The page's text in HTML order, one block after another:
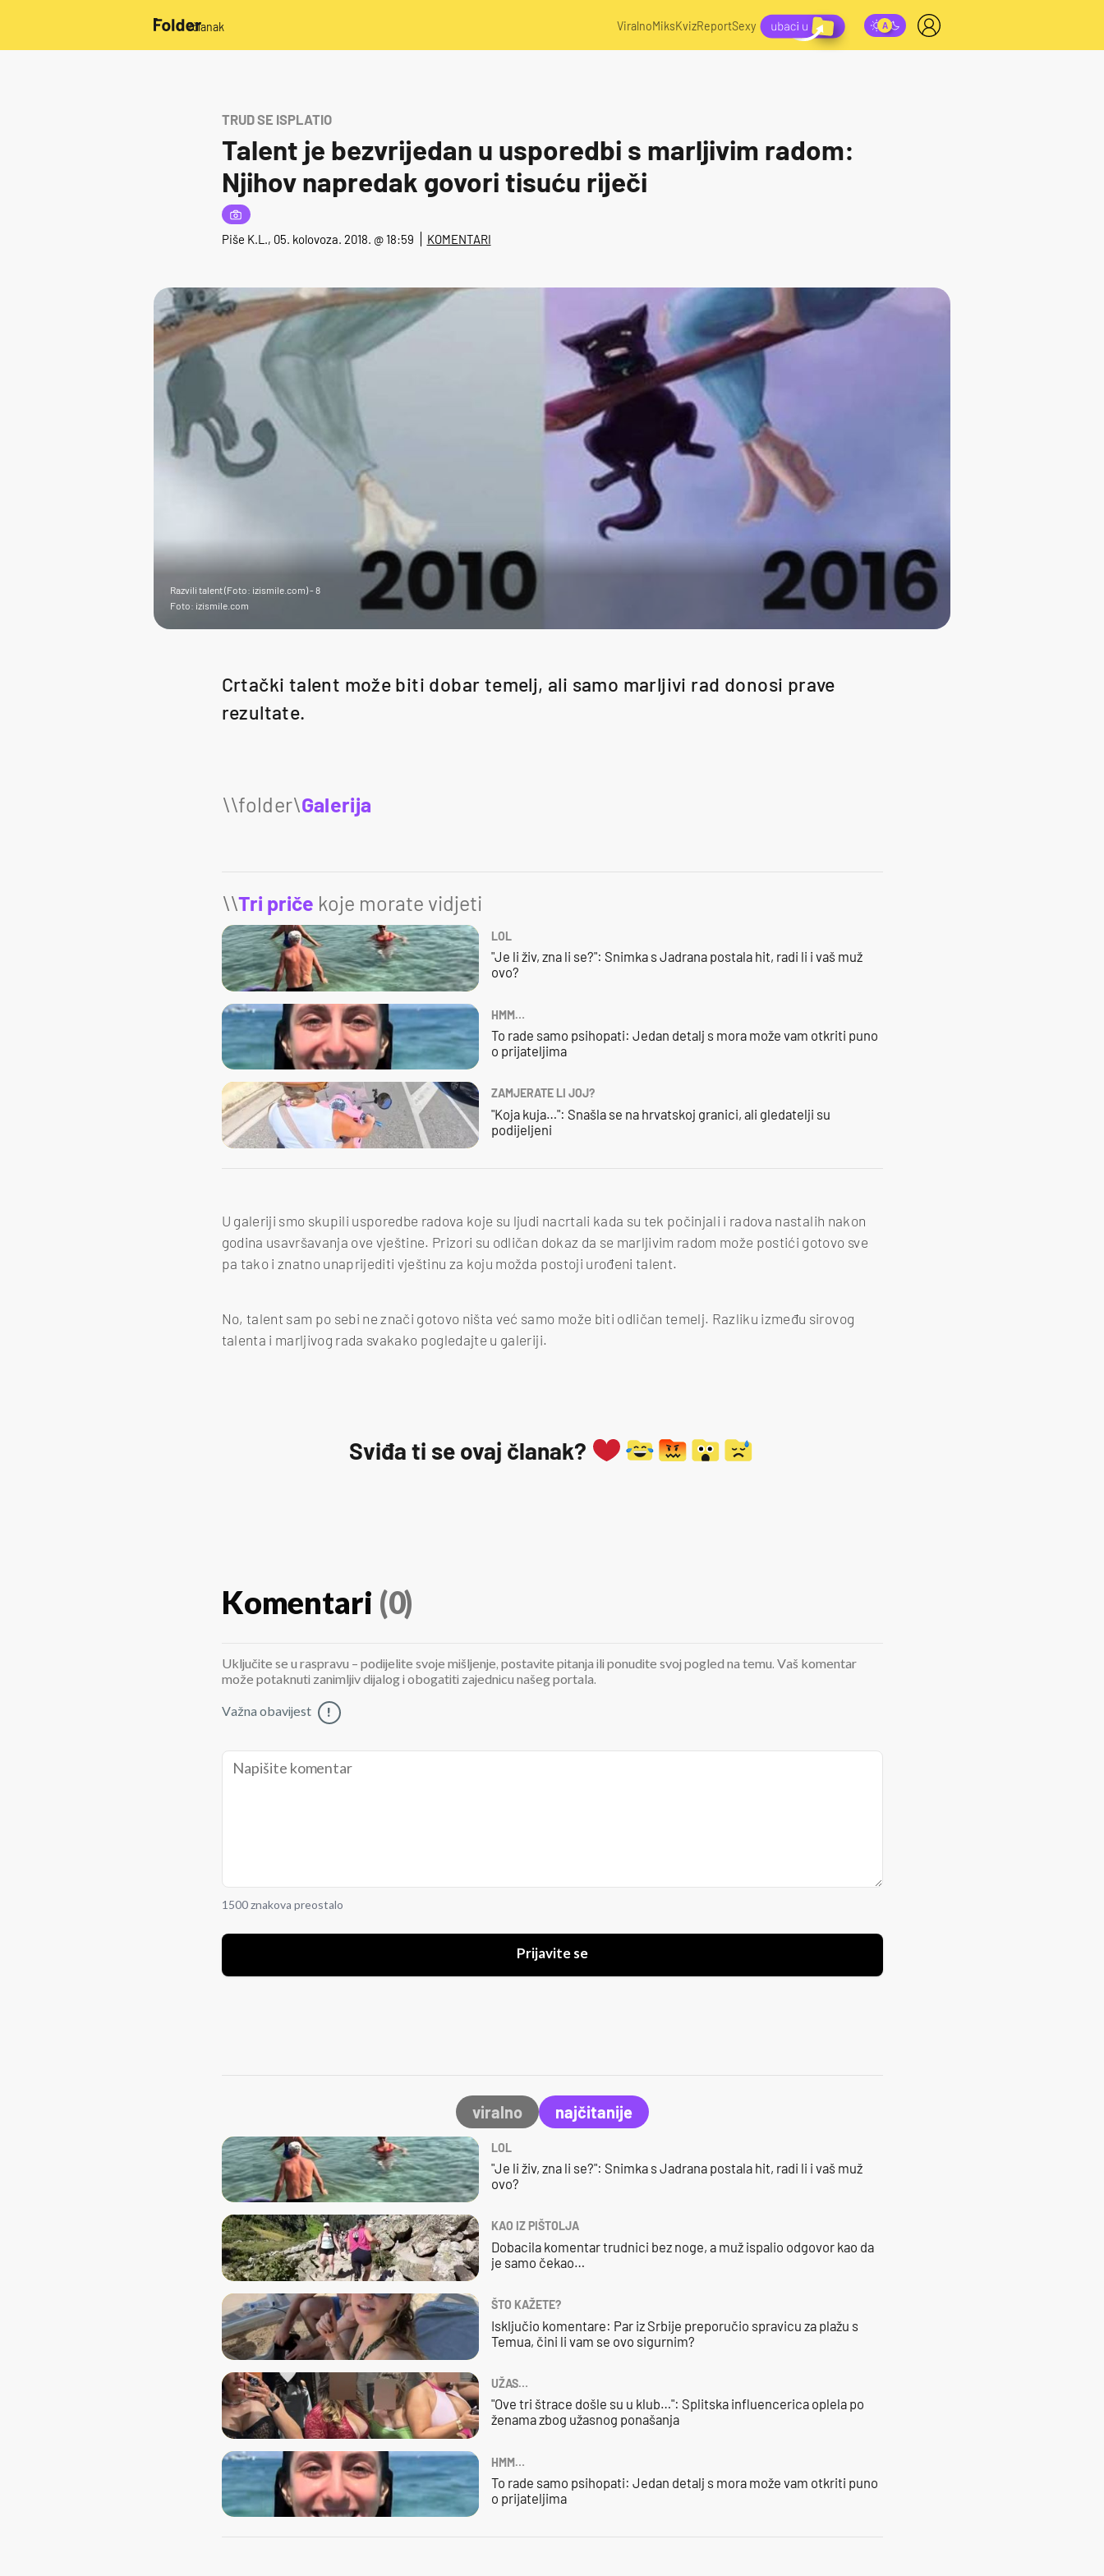
/članak ViralnoMiksKvizReportSexy
TRUD SE ISPLATIO
Talent je bezvrijedan u usporedbi s marljivim radom:
Njihov napredak govori tisuću riječi
Piše K.L., 05. kolovoza. 2018. @ 18:59 KOMENTARI
Razvili talent (Foto: izismile.com) - 8
Foto: izismile.com
Crtački talent može biti dobar temelj, ali samo marljivi rad donosi prave
rezultate.
Galerija
\\Tri priče koje morate vidjeti
LOL
"Je li živ, zna li se?": Snimka s Jadrana postala hit, radi li i vaš muž
ovo?
HMM…
To rade samo psihopati: Jedan detalj s mora može vam otkriti puno
o prijateljima
ZAMJERATE LI JOJ?
"Koja kuja…": Snašla se na hrvatskoj granici, ali gledatelji su
podijeljeni
U galeriji smo skupili usporedbe radova koje su ljudi nacrtali kada su tek počinjali i radova nastalih nakon
godina usavršavanja ove vještine. Prizori su odličan dokaz da se marljivim radom može postići gotovo sve
pa tako i znatno unaprijediti vještinu za koju možda postoji urođeni talent.
No, talent sam po sebi ne znači gotovo ništa već samo može biti odličan temelj. Razliku između sirovog
talenta i marljivog rada svakako pogledajte u galeriji.
Sviđa ti se ovaj članak?
Komentari (0)
Uključite se u raspravu – podijelite svoje mišljenje, postavite pitanja ili ponudite svoj pogled na temu. Vaš komentar
može potaknuti zanimljiv dijalog i obogatiti zajednicu našeg portala.
Važna obavijest !
1500 znakova preostalo
Prijavite se
viralno najčitanije
LOL
"Je li živ, zna li se?": Snimka s Jadrana postala hit, radi li i vaš muž
ovo?
KAO IZ PIŠTOLJA
Dobacila komentar trudnici bez noge, a muž ispalio odgovor kao da
je samo čekao…
ŠTO KAŽETE?
Isključio komentare: Par iz Srbije preporučio spravicu za plažu s
Temua, čini li vam se ovo sigurnim?
UŽAS…
"Ove tri štrace došle su u klub…": Splitska influencerica oplela po
ženama zbog užasnog ponašanja
HMM…
To rade samo psihopati: Jedan detalj s mora može vam otkriti puno
o prijateljima